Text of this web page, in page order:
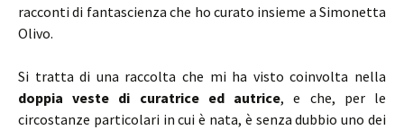
racconti di fantascienza che ho curato insieme a Simonetta
Olivo.
Si tratta di una raccolta che mi ha visto coinvolta nella
doppia veste di curatrice ed autrice, e che, per le
circostanze particolari in cui è nata, è senza dubbio uno dei